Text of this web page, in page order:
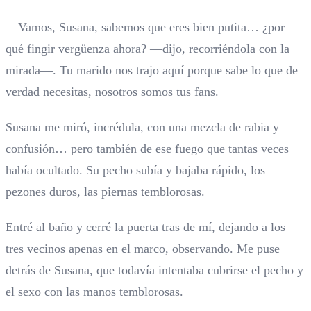
—Vamos, Susana, sabemos que eres bien putita… ¿por
qué fingir vergüenza ahora? —dijo, recorriéndola con la
mirada—. Tu marido nos trajo aquí porque sabe lo que de
verdad necesitas, nosotros somos tus fans.
Susana me miró, incrédula, con una mezcla de rabia y
confusión… pero también de ese fuego que tantas veces
había ocultado. Su pecho subía y bajaba rápido, los
pezones duros, las piernas temblorosas.
Entré al baño y cerré la puerta tras de mí, dejando a los
tres vecinos apenas en el marco, observando. Me puse
detrás de Susana, que todavía intentaba cubrirse el pecho y
el sexo con las manos temblorosas.